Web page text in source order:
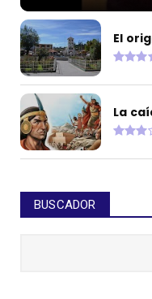
El
La
BUSCADOR